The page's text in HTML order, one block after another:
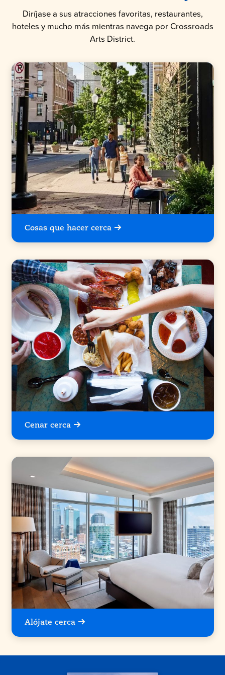
Diríjase a sus atracciones favoritas, restaurantes,
hoteles y mucho más mientras navega por Crossroads
Arts District.
Cosas que hacer cerca
Cenar cerca
Alójate cerca